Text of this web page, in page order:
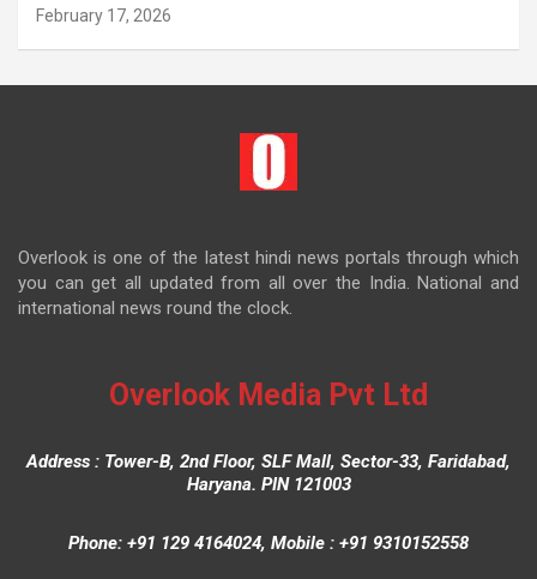
February 17, 2026
Overlook is one of the latest hindi news portals through which
you can get all updated from all over the India. National and
international news round the clock.
Overlook Media Pvt Ltd
Address : Tower-B, 2nd Floor, SLF Mall, Sector-33, Faridabad,
Haryana. PIN 121003
Phone: +91 129 4164024, Mobile : +91 9310152558